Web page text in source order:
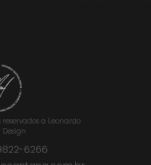
reservados a Leonardo
6266